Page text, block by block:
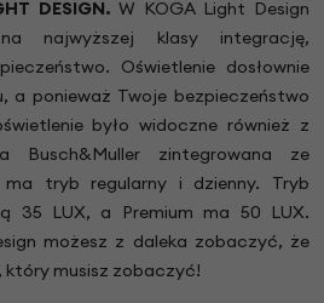
DESIGN. W KOGA Light Design
najwyższej klasy integrację,
Oświetlenie dosłownie
a ponieważ Twoje bezpieczeństwo
było widoczne również z
Busch&Muller zintegrowana ze
ma tryb regularny i dzienny. Tryb
35 LUX, a Premium ma 50 LUX.
możesz z daleka zobaczyć, że
który musisz zobaczyć!